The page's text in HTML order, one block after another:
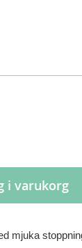
i varukorg
mjuka